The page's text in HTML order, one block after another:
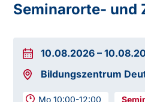
Seminarorte- und
10.08.2026 –
Bildungszentrum
Mo 10:00-12:00